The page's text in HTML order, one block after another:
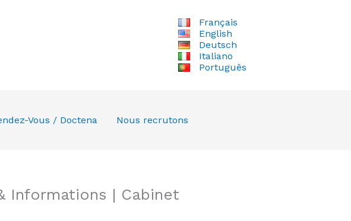
Français
English
Deutsch
Italiano
Português
Vous / Doctena Nous recrutons
Informations | Cabinet